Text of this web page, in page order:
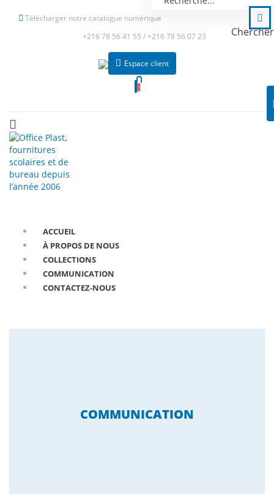
Télécharger notre catalogue numérique
+216 78 56 41 55 /+216 78 56 07 23
Espace client
ACCUEIL
À PROPOS DE NOUS
COLLECTIONS
COMMUNICATION
CONTACTEZ-NOUS
Chercher
COMMUNICATION